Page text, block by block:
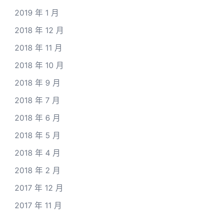
2019 年 1 月
2018 年 12 月
2018 年 11 月
2018 年 10 月
2018 年 9 月
2018 年 7 月
2018 年 6 月
2018 年 5 月
2018 年 4 月
2018 年 2 月
2017 年 12 月
2017 年 11 月